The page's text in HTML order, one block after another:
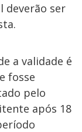
deverão ser
a validade é
fosse
pelo
após 18